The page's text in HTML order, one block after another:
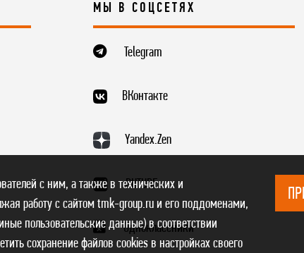
МЫ В СОЦСЕТЯХ
Telegram
ВКонтакте
Yandex.Zen
RUTUBE
Одноклассники
с ним, а также в технических и
работу с сайтом tmk-group.ru и его поддоменами,
пользовательские данные) в соответствии
сохранение файлов cookies в настройках своего